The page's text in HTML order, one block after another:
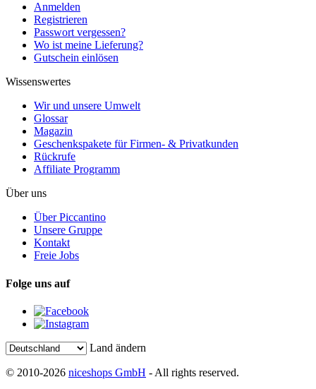
Anmelden
Registrieren
Passwort vergessen?
Wo ist meine Lieferung?
Gutschein einlösen
Wissenswertes
Wir und unsere Umwelt
Glossar
Magazin
Geschenkspakete für Firmen- & Privatkunden
Rückrufe
Affiliate Programm
Über uns
Über Piccantino
Unsere Gruppe
Kontakt
Freie Jobs
Folge uns auf
Land ändern
© 2010-2026 niceshops GmbH - All rights reserved.